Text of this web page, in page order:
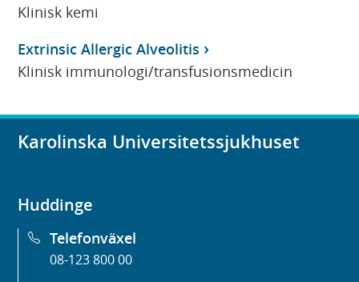
Klinisk kemi
Extrinsic Allergic Alveolitis
Klinisk immunologi/transfusionsmedicin
Karolinska Universitetssjukhuset
Huddinge
Telefonväxel
08-123 800 00